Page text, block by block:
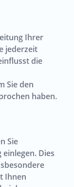
Ihrer
jederzeit
die
Sie den
haben.
Sie
Dies
Ihnen